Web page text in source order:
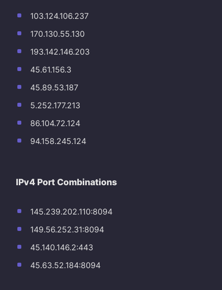
103.124.106.237
170.130.55.130
193.142.146.203
45.61.156.3
45.89.53.187
5.252.177.213
86.104.72.124
94.158.245.124
IPv4 Port Combinations
145.239.202.110:8094
149.56.252.31:8094
45.140.146.2:443
45.63.52.184:8094